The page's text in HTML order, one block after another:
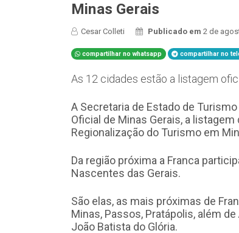
Minas Gerais
Cesar Colleti Publicado em2 de
compartilhar no whatsapp compartilhar no
As 12 cidades estão a listagem
A Secretaria de Estado de
Oficial de Minas Gerais, a
Regionalização do Turismo em
Da região próxima a Franca
Nascentes das Gerais.
São elas, as mais próximas de
Minas, Passos, Pratápolis, além
João Batista do Glória.